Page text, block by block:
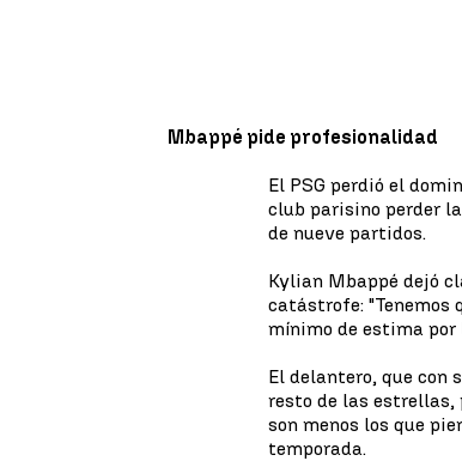
Mbappé pide profesionalidad
El PSG perdió el
club parisino perder
de nueve partidos.
Kylian Mbappé dejó
catástrofe: "Tenemos
mínimo de estima
El delantero, que con
resto de las estrellas,
son menos los que
temporada.